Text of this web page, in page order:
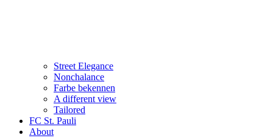
Street Elegance
Nonchalance
Farbe bekennen
A different view
Tailored
FC St. Pauli
About